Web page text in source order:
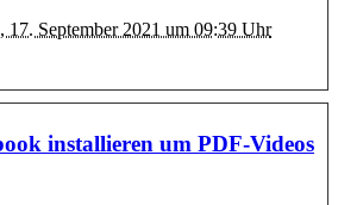
17. September 2021 um 09:39 Uhr
installieren um PDF-Videos